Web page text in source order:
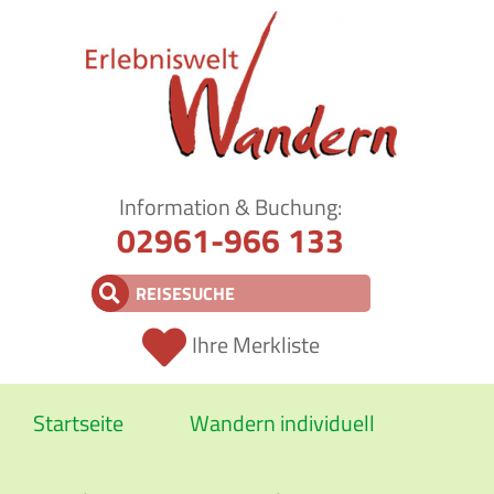
Information & Buchung:
02961-966 133
Ihre Merkliste
Startseite Wandern individuell